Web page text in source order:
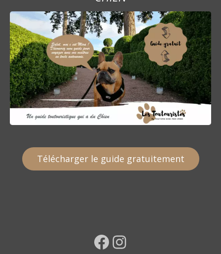
t
i
c
l
e
Télécharger le guide gratuitement
Facebook Instagram